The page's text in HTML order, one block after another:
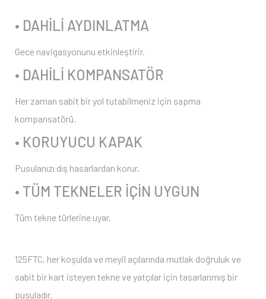
• DAHİLİ AYDINLATMA
Gece navigasyonunu etkinleştirir.
• DAHİLİ KOMPANSATÖR
Her zaman sabit bir yol tutabilmeniz için sapma
kompansatörü.
• KORUYUCU KAPAK
Pusulanızı dış hasarlardan korur.
• TÜM TEKNELER İÇİN UYGUN
Tüm tekne türlerine uyar.
125FTC, her koşulda ve meyil açılarında mutlak doğruluk ve
sabit bir kart isteyen tekne ve yatçılar için tasarlanmış bir
pusuladır.